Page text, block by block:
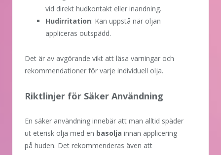
vid direkt hudkontakt eller inandning.
Hudirritation: Kan uppstå när oljan
appliceras outspädd.
Det är av avgörande vikt att läsa varningar och
rekommendationer för varje individuell olja.
Riktlinjer för Säker Användning
En säker användning innebär att man alltid späder
ut eterisk olja med en basolja innan applicering
på huden. Det rekommenderas även att